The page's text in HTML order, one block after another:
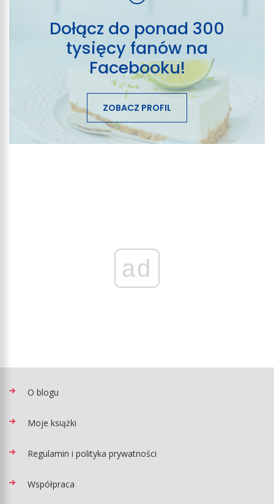
Dołącz do ponad 300
tysięcy fanów na
Facebooku!
ZOBACZ PROFIL
ad
O blogu
Moje książki
Regulamin i polityka prywatności
Współpraca